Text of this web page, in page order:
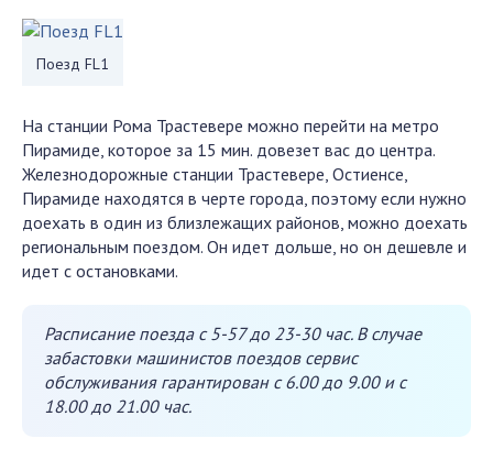
Поезд FL1
На станции Рома Трастевере можно перейти на метро
Пирамиде, которое за 15 мин. довезет вас до центра.
Железнодорожные станции Трастевере, Остиенсе,
Пирамиде находятся в черте города, поэтому если нужно
доехать в один из близлежащих районов, можно доехать
региональным поездом. Он идет дольше, но он дешевле и
идет с остановками.
Расписание поезда с 5-57 до 23-30 час. В случае
забастовки машинистов поездов сервис
обслуживания гарантирован с 6.00 до 9.00 и с
18.00 до 21.00 час.